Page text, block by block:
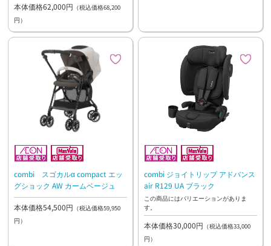
本体価格62,000円 （税込価格68,200
円）
combi スゴカルα compact エッ
グショック AW カームベージュ
本体価格54,500円 （税込価格59,950
円）
combi ジョイトリップ アドバンス
air R129 UA ブラック
この商品にはバリエーションがありま
す。
本体価格30,000円 （税込価格33,000
円）